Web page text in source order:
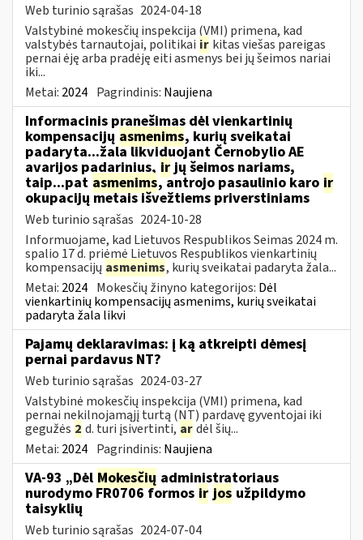
Web turinio sąrašas 2024-04-18
Valstybinė mokesčių inspekcija (VMI) primena, kad
valstybės tarnautojai, politikai ir kitas viešas pareigas
pernai ėję arba pradėję eiti asmenys bei jų šeimos nariai
iki...
Metai: 2024 Pagrindinis: Naujiena
Informacinis pranešimas dėl vienkartinių
kompensacijų asmenims, kurių sveikatai
padaryta...žala likviduojant Černobylio AE
avarijos padarinius, irjų šeimos nariams,
taip...pat asmenims, antrojo pasaulinio karo ir
okupacijų metais išvežtiems priverstiniams
Web turinio sąrašas 2024-10-28
Informuojame, kad Lietuvos Respublikos Seimas 2024 m.
spalio 17 d. priėmė Lietuvos Respublikos vienkartinių
kompensacijų asmenims, kurių sveikatai padaryta žala...
Metai: 2024 Mokesčių žinyno kategorijos: Dėl
vienkartinių kompensacijų asmenims, kurių sveikatai
padaryta žala likvi
Pajamų deklaravimas: į ką atkreipti dėmesį
pernai pardavus NT?
Web turinio sąrašas 2024-03-27
Valstybinė mokesčių inspekcija (VMI) primena, kad
pernai nekilnojamąjį turtą (NT) pardavę gyventojai iki
gegužės 2 d. turi įsivertinti, ardėl šių...
Metai: 2024 Pagrindinis: Naujiena
VA-93 „Dėl Mokesčių administratoriaus
nurodymo FR0706 formos ir jos užpildymo
taisyklių
Web turinio sąrašas 2024-07-04